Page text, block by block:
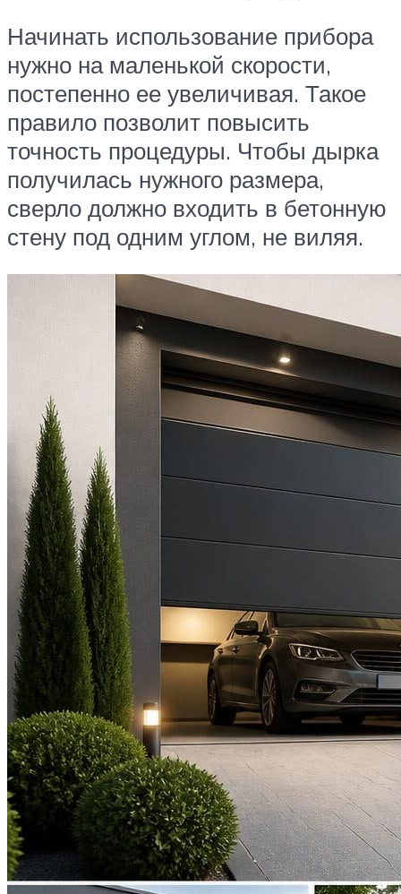
Начинать использование прибора
нужно на маленькой скорости,
постепенно ее увеличивая. Такое
правило позволит повысить
точность процедуры. Чтобы дырка
получилась нужного размера,
сверло должно входить в бетонную
стену под одним углом, не виляя.